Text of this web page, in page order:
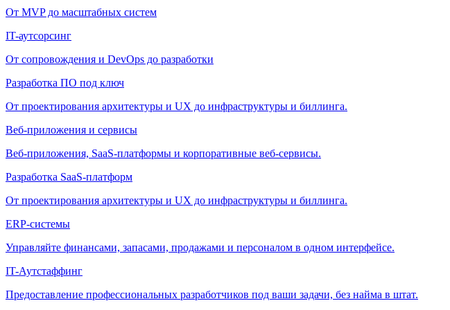
От MVP до масштабных систем
IT-аутсорсинг
От сопровождения и DevOps до разработки
Разработка ПО под ключ
От проектирования архитектуры и UX до инфраструктуры и биллинга.
Веб-приложения и сервисы
Веб-приложения, SaaS-платформы и корпоративные веб-сервисы.
Разработка SaaS-платформ
От проектирования архитектуры и UX до инфраструктуры и биллинга.
ERP-системы
Управляйте финансами, запасами, продажами и персоналом в одном интерфейсе.
IT-Аутстаффинг
Предоставление профессиональных разработчиков под ваши задачи, без найма в штат.